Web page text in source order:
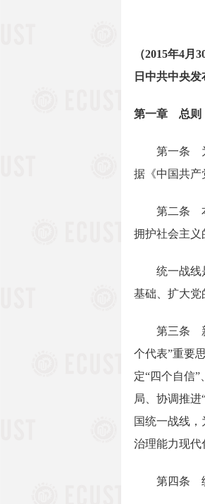
（2015年4
日中共中央发
第一章 总则
第一条 为了
据《中国共产
第二条 本条
拥护社会主义
统一战线是
基础、扩大党
第三条 新时
个代表”重要
定“四个自信
局、协调推
国统一战线
治理能力现代
第四条 统